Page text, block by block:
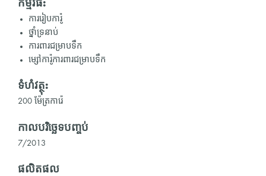
កម្មវិធី:
ការរៀបការ៉ូ
ថ្នាំទ្រនាប់
ការពារជម្រាបទឹក
ម្សៅការ៉ូការពារជម្រាបទឹក
ទំហំវត្ថុ:
200 ម៉ែត្រការ៉េ
កាលបរិច្ឆេទបញ្ចប់
7/2013
ផលិតផល